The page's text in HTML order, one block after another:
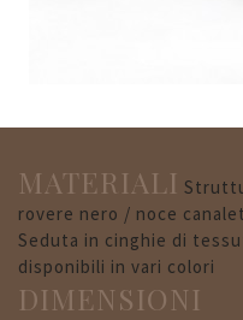
MATERIALI
rovere nero / noce
Seduta in cinghie di
disponibili in vari colori
DIMENSIONI